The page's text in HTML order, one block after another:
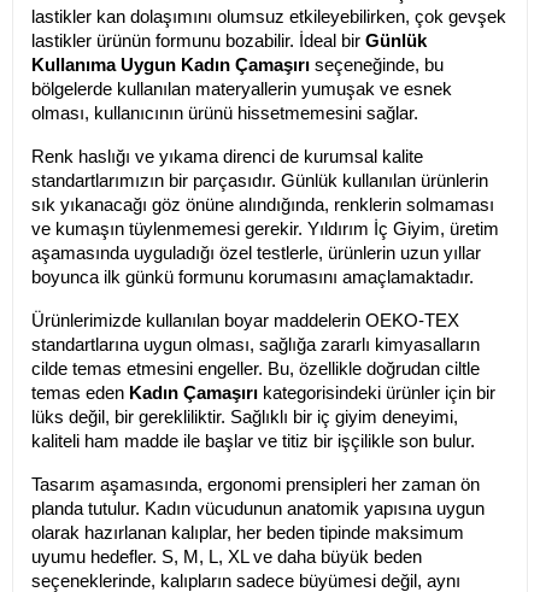
lastikler kan dolaşımını olumsuz etkileyebilirken, çok gevşek
lastikler ürünün formunu bozabilir. İdeal bir Günlük
Kullanıma Uygun Kadın Çamaşırı seçeneğinde, bu
bölgelerde kullanılan materyallerin yumuşak ve esnek
olması, kullanıcının ürünü hissetmemesini sağlar.
Renk haslığı ve yıkama direnci de kurumsal kalite
standartlarımızın bir parçasıdır. Günlük kullanılan ürünlerin
sık yıkanacağı göz önüne alındığında, renklerin solmaması
ve kumaşın tüylenmemesi gerekir. Yıldırım İç Giyim, üretim
aşamasında uyguladığı özel testlerle, ürünlerin uzun yıllar
boyunca ilk günkü formunu korumasını amaçlamaktadır.
Ürünlerimizde kullanılan boyar maddelerin OEKO-TEX
standartlarına uygun olması, sağlığa zararlı kimyasalların
cilde temas etmesini engeller. Bu, özellikle doğrudan ciltle
temas eden Kadın Çamaşırı kategorisindeki ürünler için bir
lüks değil, bir gerekliliktir. Sağlıklı bir iç giyim deneyimi,
kaliteli ham madde ile başlar ve titiz bir işçilikle son bulur.
Tasarım aşamasında, ergonomi prensipleri her zaman ön
planda tutulur. Kadın vücudunun anatomik yapısına uygun
olarak hazırlanan kalıplar, her beden tipinde maksimum
uyumu hedefler. S, M, L, XL ve daha büyük beden
seçeneklerinde, kalıpların sadece büyümesi değil, aynı